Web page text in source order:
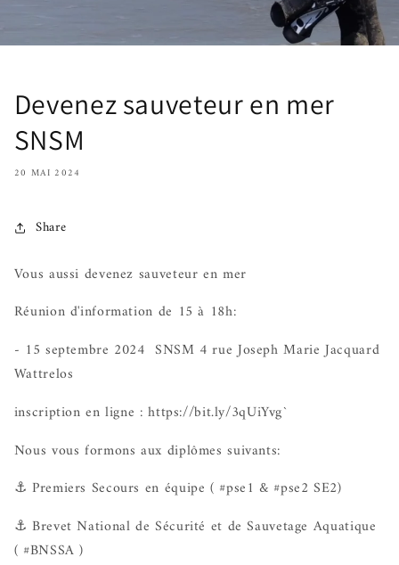
Devenez sauveteur en mer
SNSM
20 MAI 2024
Share
Vous aussi devenez sauveteur en mer
Réunion d'information de 15 à 18h:
- 15 septembre 2024 SNSM 4 rue Joseph Marie Jacquard
Wattrelos
inscription en ligne : https://bit.ly/3qUiYvg`
Nous vous formons aux diplômes suivants:
⚓ Premiers Secours en équipe ( #pse1 & #pse2 SE2)
⚓ Brevet National de Sécurité et de Sauvetage Aquatique
( #BNSSA )